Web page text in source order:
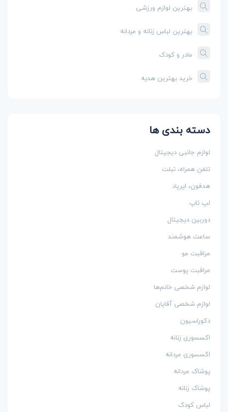
بهترین لوازم ورزشی
بهترین لباس زنانه و مردانه
مادر و کودک
خرید بهترین هدیه
دسته بندی ها
لوازم جانبی دیجیتال
تلفن همراه، تبلت
هدفون، ایرپاد
لپ تاپ
دوربین دیجیتال
ساعت هوشمند
مراقبت مو
مراقبت پوست
لوازم شخصی خانم‌ها
لوازم شخصی آقایان
دکوراسیون
اکسسوری زنانه
اکسسوری مردانه
پوشاک مردانه
پوشاک زنانه
لباس کودک